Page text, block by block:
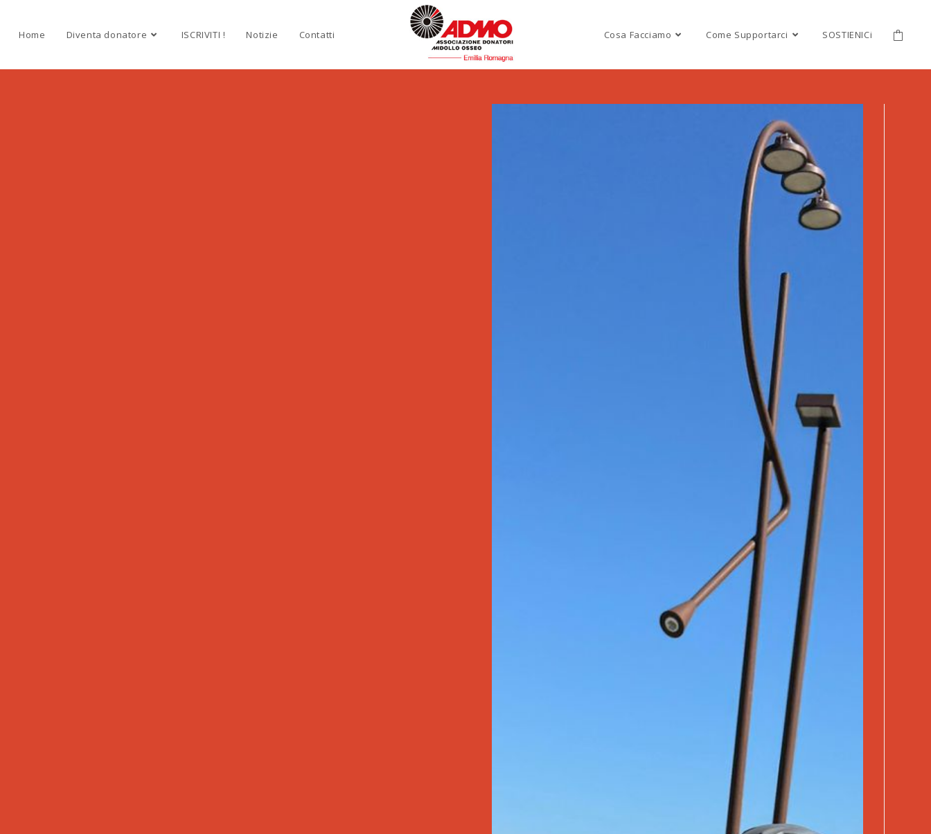
Home Diventa donatore ISCRIVITI ! Notizie Contatti Cosa Facciamo Come Supportarci SOSTIENICi